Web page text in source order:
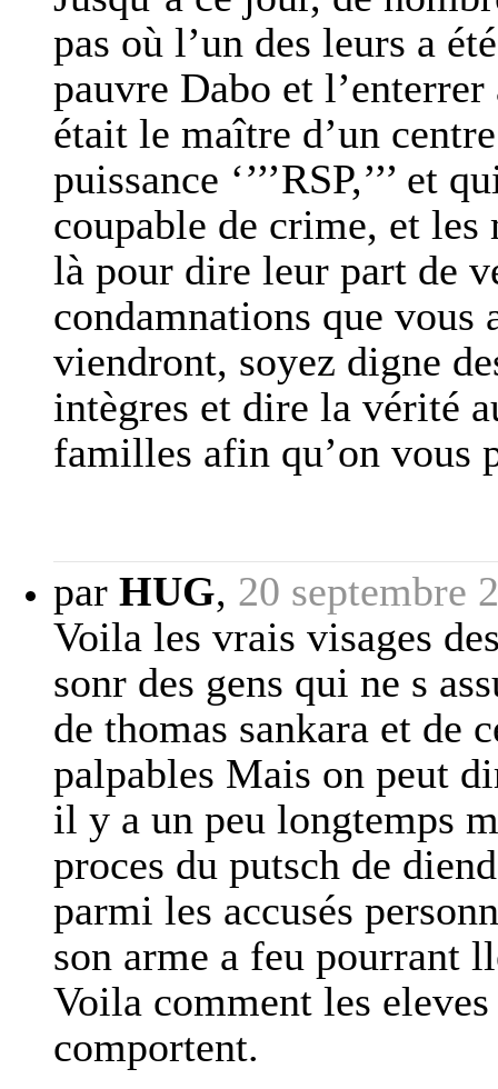
pas où l’un des leurs a
pauvre Dabo et
était le maître d’un
puissance ‘’’’RSP,’’’
coupable de crime, et les
là pour dire leur part de
condamnations que vous
viendront, soyez digne
intègres et dire la vérité
familles afin qu’on vous
par HUG, 20 septembre
Voila les vrais visages
sonr des gens qui ne s
de thomas sankara et de
palpables Mais on peut
il y a un peu longtemps
proces du putsch de
parmi les accusés
son arme a feu pourrant
Voila comment les
comportent.